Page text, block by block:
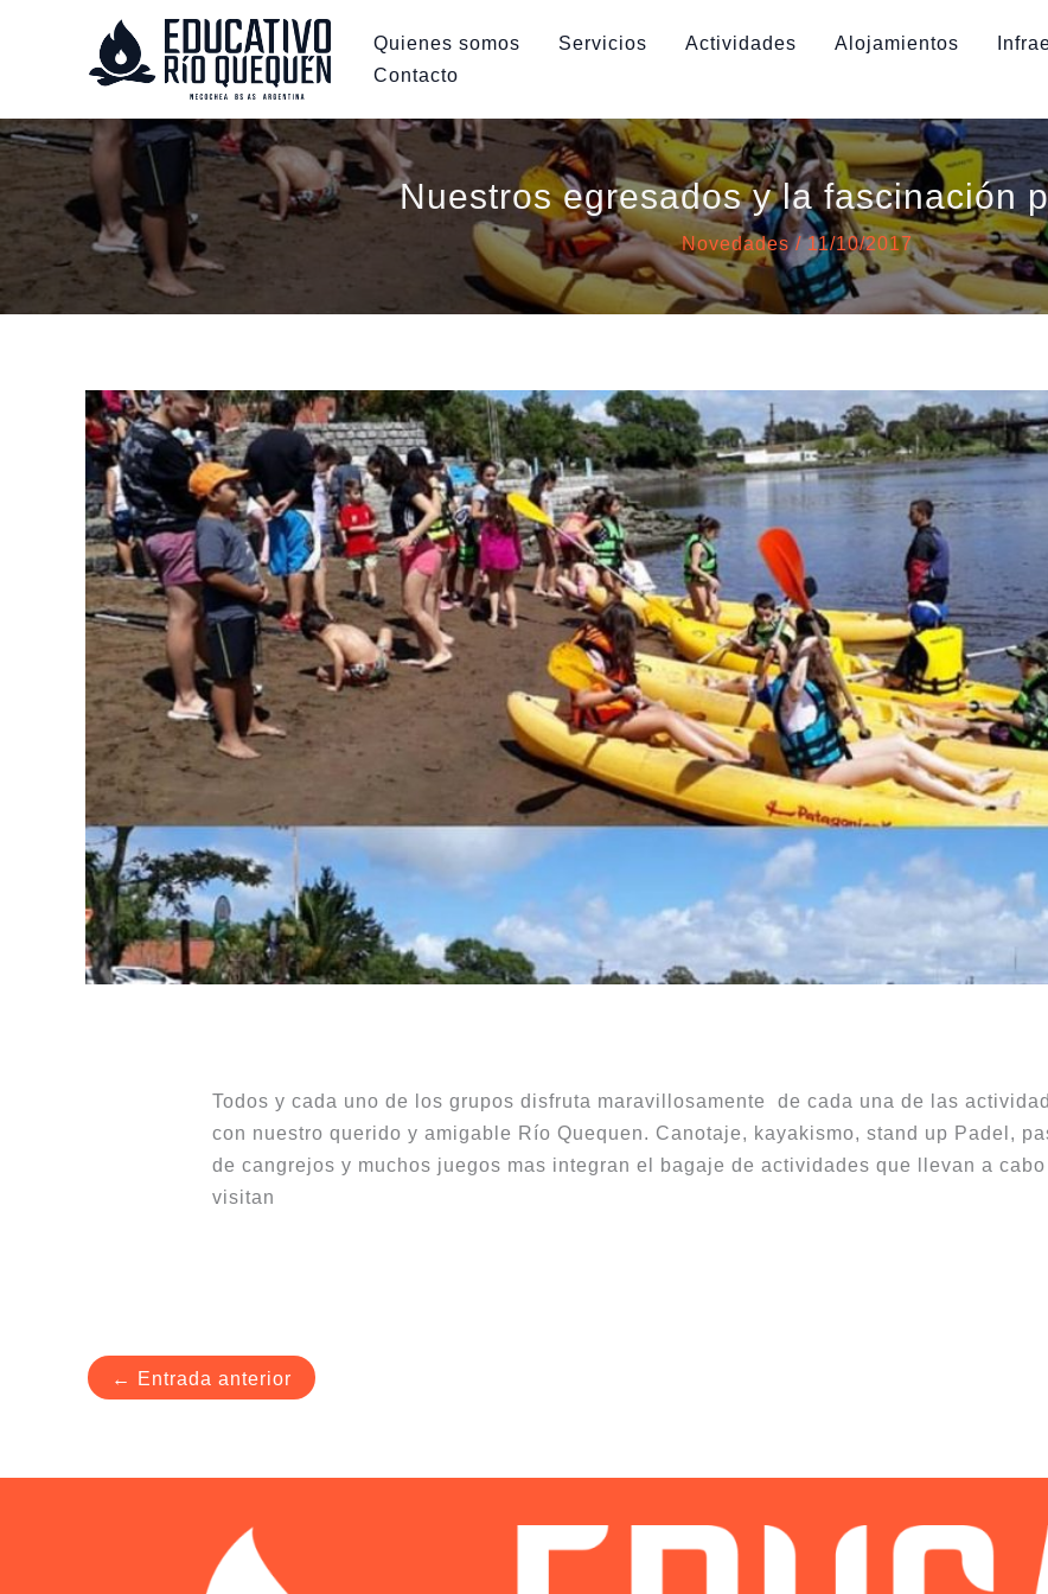
contenido
Quienes somos Servicios Actividades Alojamientos
Contacto
Nuestros egresados y la fascinación
Novedades/11/10/2017
Todos y cada uno de los grupos disfruta maravillosamente de cada una de las
con nuestro querido y amigable Río Quequen. Canotaje, kayakismo, stand up Padel,
de cangrejos y muchos juegos mas integran el bagaje de actividades que llevan a
visitan
← Entrada anterior